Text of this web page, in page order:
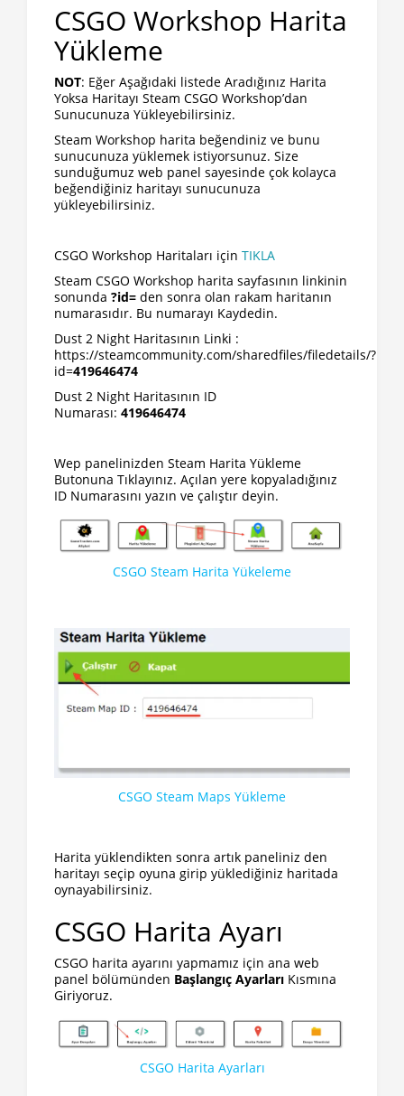
CSGO Workshop Harita
Yükleme
NOT: Eğer Aşağıdaki listede Aradığınız Harita
Yoksa Haritayı Steam CSGO Workshop’dan
Sunucunuza Yükleyebilirsiniz.
Steam Workshop harita beğendiniz ve bunu
sunucunuza yüklemek istiyorsunuz. Size
sunduğumuz web panel sayesinde çok kolayca
beğendiğiniz haritayı sunucunuza
yükleyebilirsiniz.
CSGO Workshop Haritaları için TIKLA
Steam CSGO Workshop harita sayfasının linkinin
sonunda ?id= den sonra olan rakam haritanın
numarasıdır. Bu numarayı Kaydedin.
Dust 2 Night Haritasının Linki :
https://steamcommunity.com/sharedfiles/filedetails/?
id=419646474
Dust 2 Night Haritasının ID
Numarası: 419646474
Wep panelinizden Steam Harita Yükleme
Butonuna Tıklayınız. Açılan yere kopyaladığınız
ID Numarasını yazın ve çalıştır deyin.
CSGO Steam Harita Yükeleme
CSGO Steam Maps Yükleme
Harita yüklendikten sonra artık paneliniz den
haritayı seçip oyuna girip yüklediğiniz haritada
oynayabilirsiniz.
CSGO Harita Ayarı
CSGO harita ayarını yapmamız için ana web
panel bölümünden Başlangıç Ayarları Kısmına
Giriyoruz.
CSGO Harita Ayarları